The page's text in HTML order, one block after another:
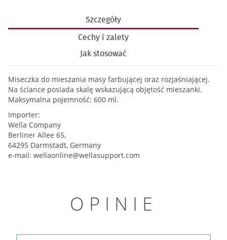
Szczegóły
Cechy i zalety
Jak stosować
Miseczka do mieszania masy farbującej oraz rozjaśniającej.
Na ściance posiada skalę wskazującą objętość mieszanki.
Maksymalna pojemność: 600 ml.
Importer:
Wella Company
Berliner Allee 65,
64295 Darmstadt, Germany
e-mail: wellaonline@wellasupport.com
OPINIE